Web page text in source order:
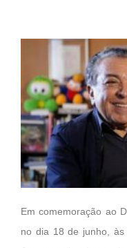
Em comemoração ao
no dia 18 de junho,